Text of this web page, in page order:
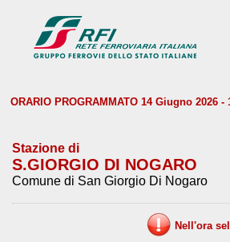
ORARIO PROGRAMMATO 14 Giugno 2026 -
Stazione di
S.GIORGIO DI NOGARO
Comune di San Giorgio Di Nogaro
Nell'ora